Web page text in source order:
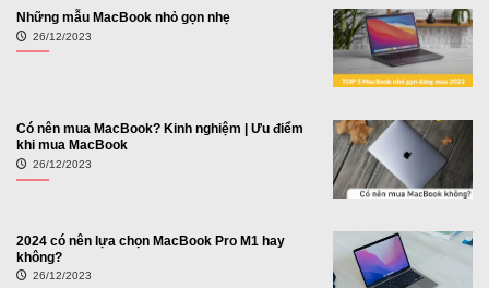
Những mẫu MacBook nhỏ gọn nhẹ
26/12/2023
Có nên mua MacBook? Kinh nghiệm | Ưu điểm
khi mua MacBook
26/12/2023
2024 có nên lựa chọn MacBook Pro M1 hay
không?
26/12/2023